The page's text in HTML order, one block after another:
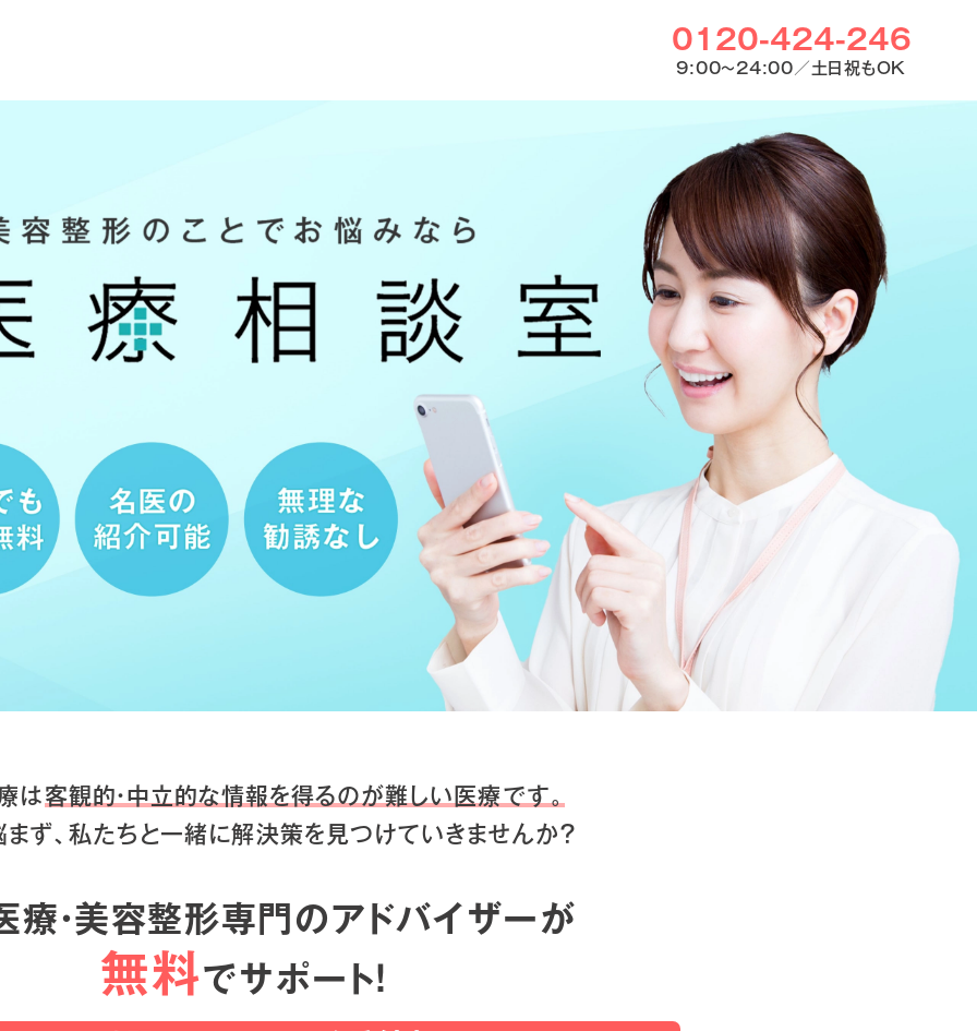
0120-424-246
9:00〜24:00／土日祝もOK
は客観的・中立的な情報を得るのが難しい医療です。
ず、私たちと一緒に解決策を見つけていきませんか？
療・美容整形専門のアドバイザーが
無料でサポート！